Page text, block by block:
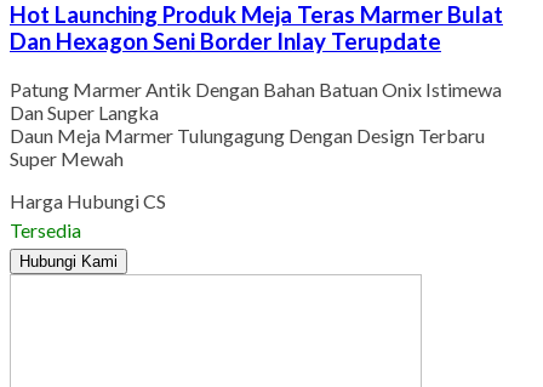
Hot Launching Produk Meja Teras Marmer Bulat
Dan Hexagon Seni Border Inlay Terupdate
Patung Marmer Antik Dengan Bahan Batuan Onix Istimewa
Dan Super Langka
Daun Meja Marmer Tulungagung Dengan Design Terbaru
Super Mewah
Harga Hubungi CS
Tersedia
Hubungi Kami